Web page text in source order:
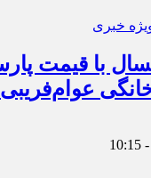
خبری
با قیمت